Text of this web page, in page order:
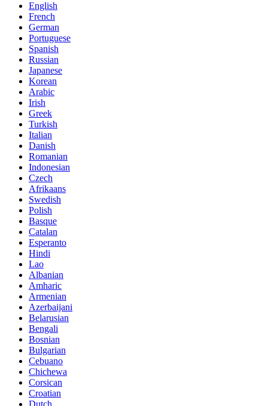
English
French
German
Portuguese
Spanish
Russian
Japanese
Korean
Arabic
Irish
Greek
Turkish
Italian
Danish
Romanian
Indonesian
Czech
Afrikaans
Swedish
Polish
Basque
Catalan
Esperanto
Hindi
Lao
Albanian
Amharic
Armenian
Azerbaijani
Belarusian
Bengali
Bosnian
Bulgarian
Cebuano
Chichewa
Corsican
Croatian
Dutch